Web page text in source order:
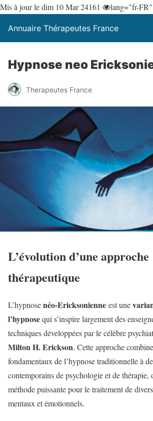
Mis à jour le dim 10 Mar 24161 lang="fr-
Annuaire Thérapeutes France
Hypnose neo
Therapeutes France
L’évolution d’une approche
thérapeutique
L’hypnosenéo-Ericksonienne est une
l’hypnosequi s’inspire largement des
techniques développées par le célèbre
Milton H. Erickson. Cette approche
fondamentaux de l’hypnose traditionnelle à
contemporains de psychologie et de thérapie,
méthode puissante pour le traitement de
mentaux et émotionnels.